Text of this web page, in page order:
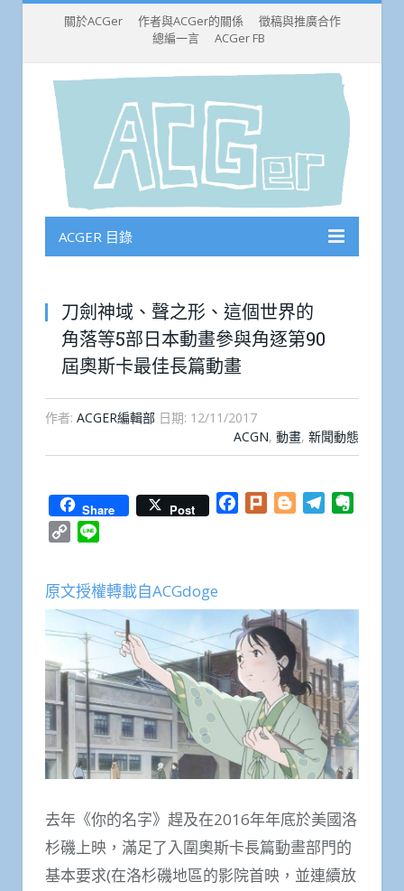
關於ACGer 作者與ACGer的關係
徵稿與推廣合作
總編一言
ACGer FB
ACGER 目錄
刀劍神域、聲之形、這個世界的
角落等5部日本動畫參與角逐第90
屆奧斯卡最佳長篇動畫
作者: ACGER編輯部 日期: 12/11/2017
ACGN, 動畫, 新聞動態
Share Post Facebook
Plurk BloggerTelegram
Copy
原文授權轉載自ACGdoge
去年《你的名字》趕及在2016年年底於美國洛
杉磯上映，滿足了入圍奧斯卡長篇動畫部門的
基本要求(在洛杉磯地區的影院首映，並連續放